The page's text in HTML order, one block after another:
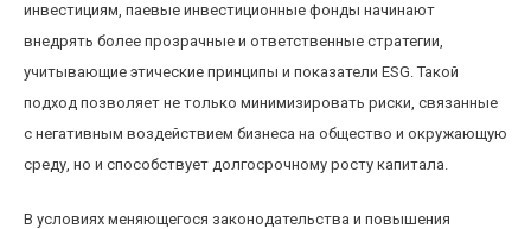
инвестициям, паевые инвестиционные фонды начинают
внедрять более прозрачные и ответственные стратегии,
учитывающие этические принципы и показатели ESG. Такой
подход позволяет не только минимизировать риски, связанные
с негативным воздействием бизнеса на общество и окружающую
среду, но и способствует долгосрочному росту капитала.
В условиях меняющегося законодательства и повышения